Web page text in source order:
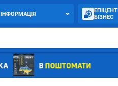
ІНФОРМАЦІЯ
БІЗНЕС